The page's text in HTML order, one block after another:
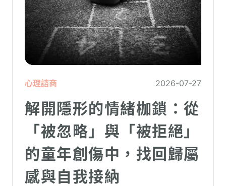
心理諮商 2026-07-27
解開隱形的情緒枷鎖：從
「被忽略」與「被拒絕」
的童年創傷中，找回歸屬
感與自我接納